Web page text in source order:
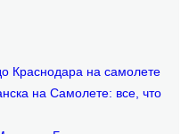
Краснодара на самолете
на Самолете: все, что